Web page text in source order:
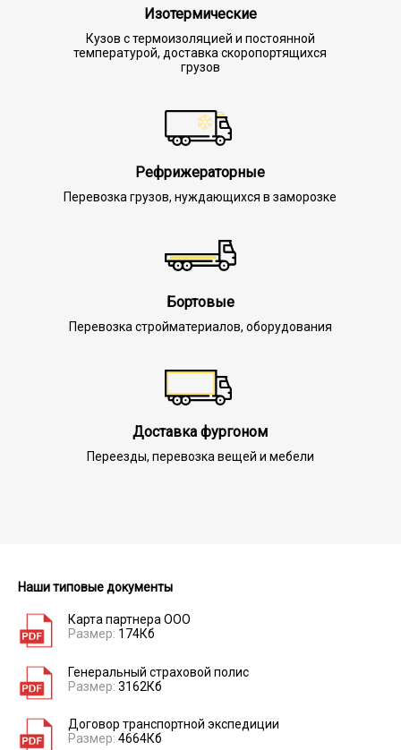
Изотермические
Кузов с термоизоляцией и постоянной
температурой, доставка скоропортящихся
грузов
Рефрижераторные
Перевозка грузов, нуждающихся в заморозке
Бортовые
Перевозка стройматериалов, оборудования
Доставка фургоном
Переезды, перевозка вещей и мебели
Наши типовые документы
Карта партнера ООО
Размер: 174Кб
Генеральный страховой полис
Размер: 3162Кб
Договор транспортной экспедиции
Размер: 4664Кб